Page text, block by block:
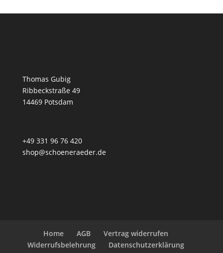
Thomas Gubig
Ribbeckstraße 49
14469 Potsdam
+49 331 96 76 420
shop@schoeneraeder.de
Home AGB
Vertrag widerrufen
Widerrufsbelehrung
Datenschutzerklärung